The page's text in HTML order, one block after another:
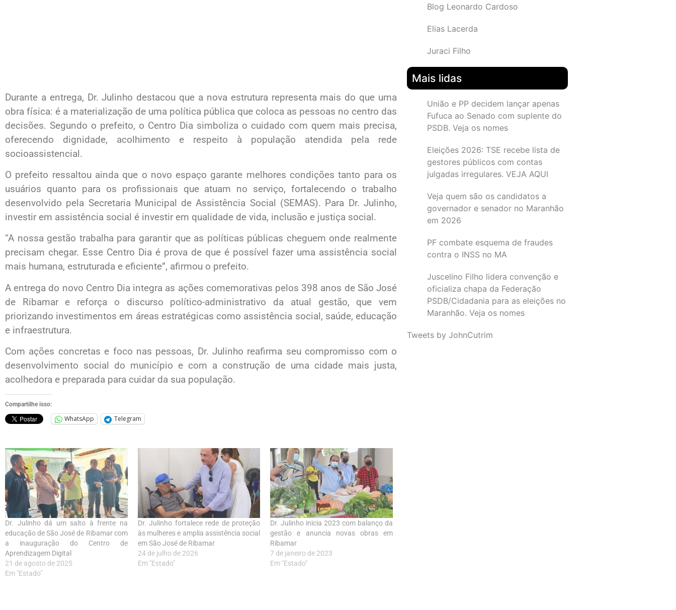
Durante a entrega, Dr. Julinho destacou que a nova estrutura representa mais do que uma
obra física: é a materialização de uma política pública que coloca as pessoas no centro das
decisões. Segundo o prefeito, o Centro Dia simboliza o cuidado com quem mais precisa,
oferecendo dignidade, acolhimento e respeito à população atendida pela rede
socioassistencial.
O prefeito ressaltou ainda que o novo espaço garante melhores condições tanto para os
usuários quanto para os profissionais que atuam no serviço, fortalecendo o trabalho
desenvolvido pela Secretaria Municipal de Assistência Social (SEMAS). Para Dr. Julinho,
investir em assistência social é investir em qualidade de vida, inclusão e justiça social.
“A nossa gestão trabalha para garantir que as políticas públicas cheguem onde realmente
precisam chegar. Esse Centro Dia é prova de que é possível fazer uma assistência social
mais humana, estruturada e eficiente”, afirmou o prefeito.
A entrega do novo Centro Dia integra as ações comemorativas pelos 398 anos de São José
de Ribamar e reforça o discurso político-administrativo da atual gestão, que vem
priorizando investimentos em áreas estratégicas como assistência social, saúde, educação
e infraestrutura.
Com ações concretas e foco nas pessoas, Dr. Julinho reafirma seu compromisso com o
desenvolvimento social do município e com a construção de uma cidade mais justa,
acolhedora e preparada para cuidar da sua população.
Compartilhe isso:
WhatsApp Telegram
Dr. Julinho dá um salto à frente na
educação de São José de Ribamar com
a inauguração do Centro de
Aprendizagem Digital
21 de agosto de 2025
Em "Estado"
Dr. Julinho fortalece rede de proteção
às mulheres e amplia assistência social
em São José de Ribamar
24 de julho de 2026
Em "Estado"
Dr. Julinho inicia 2023 com balanço da
gestão e anuncia novas obras em
Ribamar
7 de janeiro de 2023
Em "Estado"
Blog Leonardo Cardoso
Elias Lacerda
Juraci Filho
Mais lidas
União e PP decidem lançar apenas
Fufuca ao Senado com suplente do
PSDB. Veja os nomes
Eleições 2026: TSE recebe lista de
gestores públicos com contas
julgadas irregulares. VEJA AQUI
Veja quem são os candidatos a
governador e senador no Maranhão
em 2026
PF combate esquema de fraudes
contra o INSS no MA
Juscelino Filho lidera convenção e
oficializa chapa da Federação
PSDB/Cidadania para as eleições no
Maranhão. Veja os nomes
Tweets by JohnCutrim